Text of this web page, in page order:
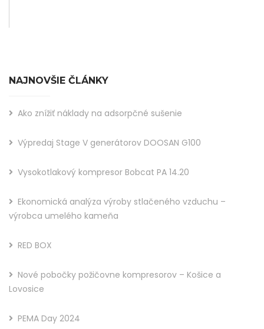
NAJNOVŠIE ČLÁNKY
Ako znížiť náklady na adsorpčné sušenie
Výpredaj Stage V generátorov DOOSAN G100
Vysokotlakový kompresor Bobcat PA 14.20
Ekonomická analýza výroby stlačeného vzduchu –
výrobca umelého kameňa
RED BOX
Nové pobočky požičovne kompresorov – Košice a
Lovosice
PEMA Day 2024